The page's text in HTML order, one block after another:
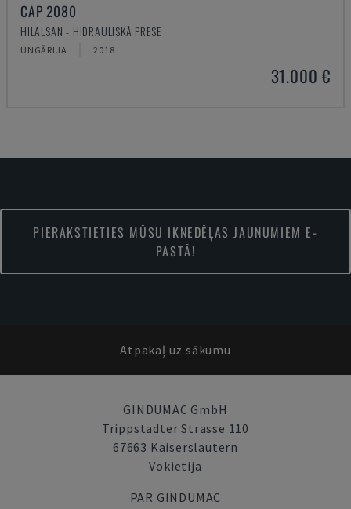
CAP 2080
HILALSAN - HIDRAULISKĀ PRESE
UNGĀRIJA 2018
31.000 €
PIERAKSTIETIES MŪSU IKNEDĒĻAS JAUNUMIEM E-
PASTĀ!
Atpakaļ uz sākumu
GINDUMAC GmbH
Trippstadter Strasse 110
67663 Kaiserslautern
Vokietija
PAR GINDUMAC